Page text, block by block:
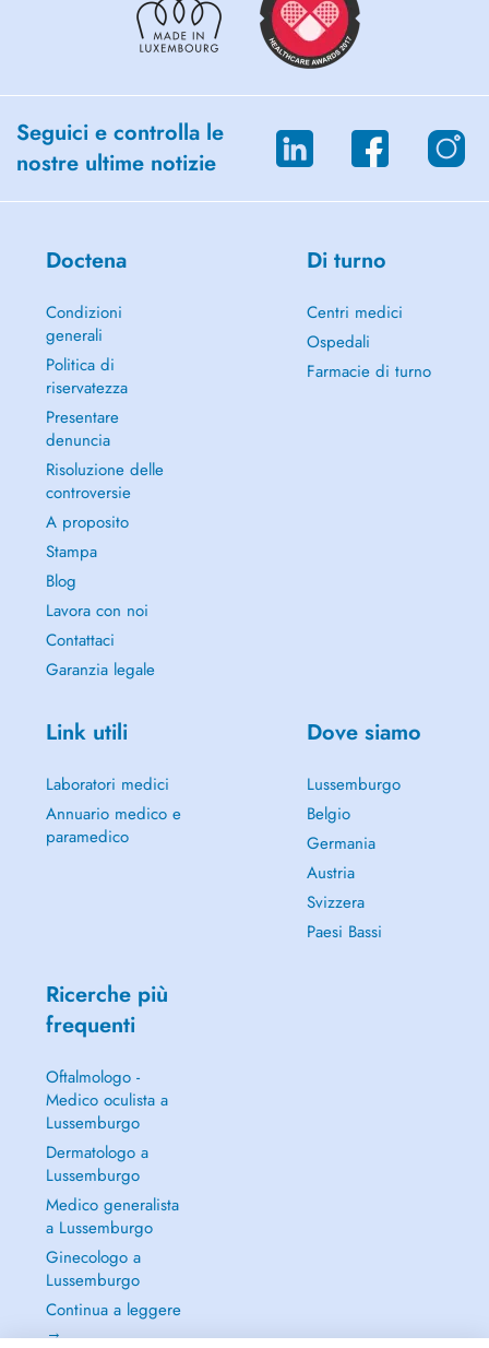
Seguici e controlla le
nostre ultime notizie
Doctena
Condizioni
generali
Politica di
riservatezza
Presentare
denuncia
Risoluzione delle
controversie
A proposito
Stampa
Blog
Lavora con noi
Contattaci
Garanzia legale
Di turno
Centri medici
Ospedali
Farmacie di turno
Link utili
Laboratori medici
Annuario medico e
paramedico
Dove siamo
Lussemburgo
Belgio
Germania
Austria
Svizzera
Paesi Bassi
Ricerche più
frequenti
Oftalmologo -
Medico oculista a
Lussemburgo
Dermatologo a
Lussemburgo
Medico generalista
a Lussemburgo
Ginecologo a
Lussemburgo
Continua a leggere
→